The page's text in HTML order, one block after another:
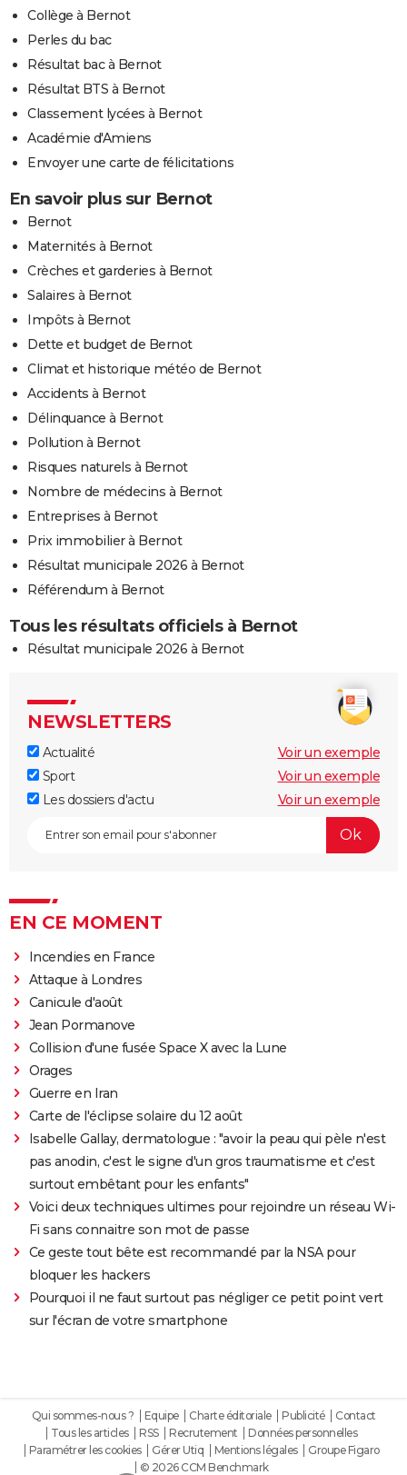
Collège à Bernot
Perles du bac
Résultat bac à Bernot
Résultat BTS à Bernot
Classement lycées à Bernot
Académie d'Amiens
Envoyer une carte de félicitations
En savoir plus sur Bernot
Bernot
Maternités à Bernot
Crèches et garderies à Bernot
Salaires à Bernot
Impôts à Bernot
Dette et budget de Bernot
Climat et historique météo de Bernot
Accidents à Bernot
Délinquance à Bernot
Pollution à Bernot
Risques naturels à Bernot
Nombre de médecins à Bernot
Entreprises à Bernot
Prix immobilier à Bernot
Résultat municipale 2026 à Bernot
Référendum à Bernot
Tous les résultats officiels à Bernot
Résultat municipale 2026 à Bernot
NEWSLETTERS
Actualité
Voir un exemple
Sport
Voir un exemple
Les dossiers d'actu
Voir un exemple
EN CE MOMENT
Incendies en France
Attaque à Londres
Canicule d'août
Jean Pormanove
Collision d'une fusée Space X avec la Lune
Orages
Guerre en Iran
Carte de l'éclipse solaire du 12 août
Isabelle Gallay, dermatologue : "avoir la peau qui pèle n'est
pas anodin, c'est le signe d'un gros traumatisme et c'est
surtout embêtant pour les enfants"
Voici deux techniques ultimes pour rejoindre un réseau Wi-
Fi sans connaitre son mot de passe
Ce geste tout bête est recommandé par la NSA pour
bloquer les hackers
Pourquoi il ne faut surtout pas négliger ce petit point vert
sur l'écran de votre smartphone
Qui sommes-nous ? Equipe Charte éditoriale Publicité
Contact
Tous les articles
RSS Recrutement
Données personnelles
Paramétrer les cookies
Gérer Utiq Mentions légales
Groupe Figaro
© 2026 CCM Benchmark